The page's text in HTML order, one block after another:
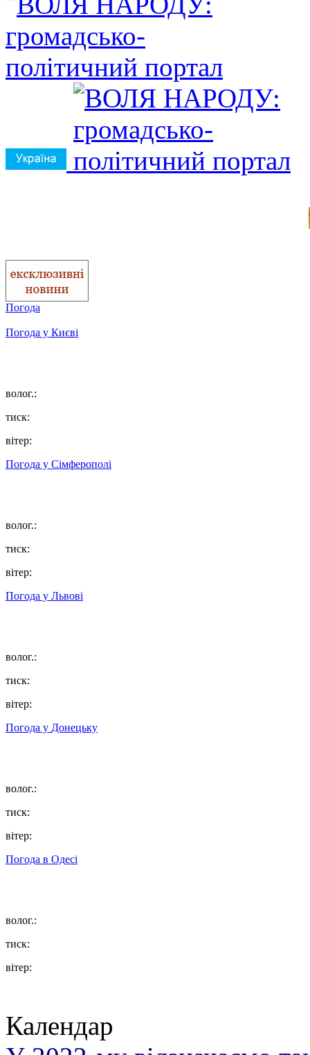
Погода
Погода у Києві
волог.:
тиск:
вітер:
Погода у Сімферополі
волог.:
тиск:
вітер:
Погода у Львові
волог.:
тиск:
вітер:
Погода у Донецьку
волог.:
тиск:
вітер:
Погода в Одесі
волог.:
тиск:
вітер:
Календар